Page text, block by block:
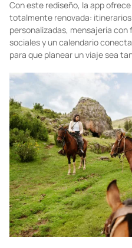
Con este rediseño, la app
totalmente renovada:
personalizadas, mensajería
sociales y un calendario
para que planear un viaje sea